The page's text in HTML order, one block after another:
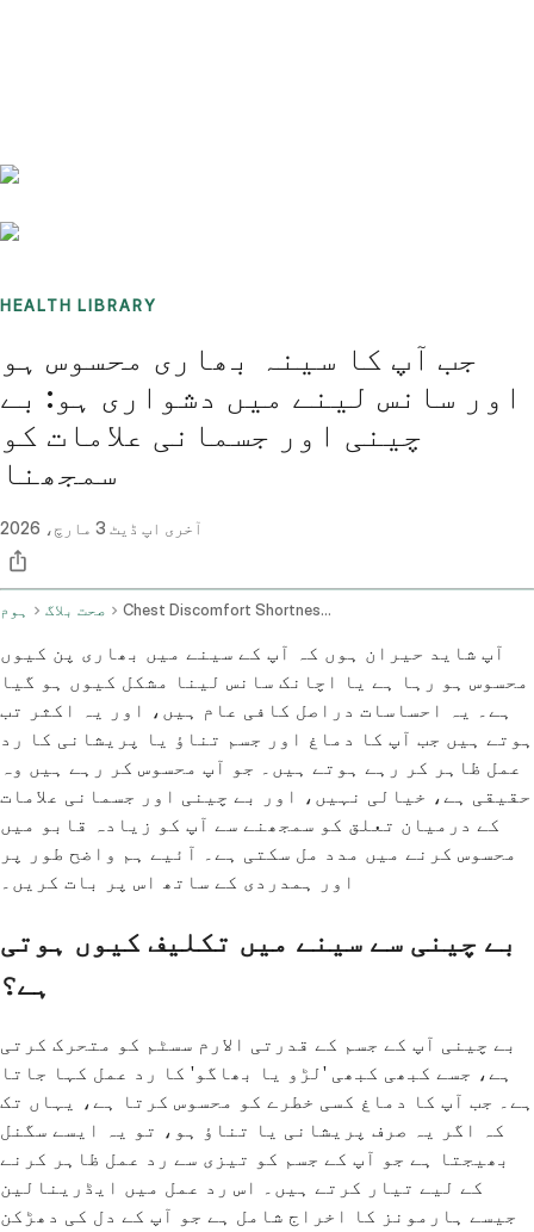
HEALTH LIBRARY
جب آپ کا سینہ بھاری محسوس ہو
اور سانس لینے میں دشواری ہو: بے
چینی اور جسمانی علامات کو
سمجھنا
آخری اپ ڈیٹ 3 مارچ، 2026
ہوم صحت بلاگ Chest Discomfort Shortness Of Breath And Anxiety Related Symptoms
آپ شاید حیران ہوں کہ آپ کے سینے میں بھاری پن کیوں
محسوس ہو رہا ہے یا اچانک سانس لینا مشکل کیوں ہو گیا
ہے۔ یہ احساسات دراصل کافی عام ہیں، اور یہ اکثر تب
ہوتے ہیں جب آپ کا دماغ اور جسم تناؤ یا پریشانی کا رد
عمل ظاہر کر رہے ہوتے ہیں۔ جو آپ محسوس کر رہے ہیں وہ
حقیقی ہے، خیالی نہیں، اور بے چینی اور جسمانی علامات
کے درمیان تعلق کو سمجھنے سے آپ کو زیادہ قابو میں
محسوس کرنے میں مدد مل سکتی ہے۔ آئیے ہم واضح طور پر
اور ہمدردی کے ساتھ اس پر بات کریں۔
بے چینی سے سینے میں تکلیف کیوں ہوتی
ہے؟
بے چینی آپ کے جسم کے قدرتی الارم سسٹم کو متحرک کرتی
ہے، جسے کبھی کبھی 'لڑو یا بھاگو' کا رد عمل کہا جاتا
ہے۔ جب آپ کا دماغ کسی خطرے کو محسوس کرتا ہے، یہاں تک
کہ اگر یہ صرف پریشانی یا تناؤ ہو، تو یہ ایسے سگنل
بھیجتا ہے جو آپ کے جسم کو تیزی سے رد عمل ظاہر کرنے
کے لیے تیار کرتے ہیں۔ اس رد عمل میں ایڈرینالین
جیسے ہارمونز کا اخراج شامل ہے جو آپ کے دل کی دھڑکن